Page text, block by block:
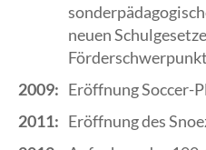
neuen
2009: Eröffnung Soccer-
2011: Eröffnung des